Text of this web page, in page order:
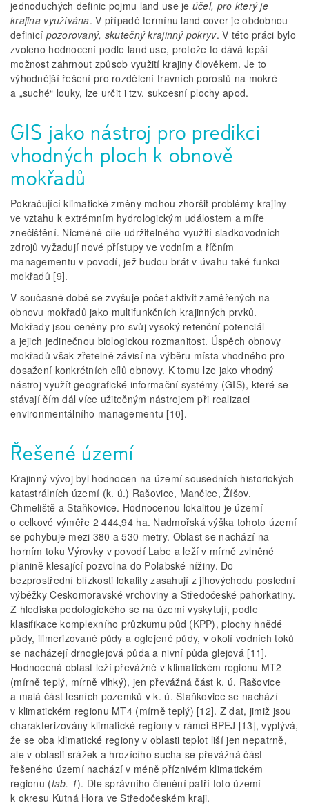
jednoduchých definic pojmu land use je účel, pro který je
krajina využívána. V případě termínu land cover je obdobnou
definicí pozorovaný, skutečný krajinný pokryv. V této práci bylo
zvoleno hodnocení podle land use, protože to dává lepší
možnost zahrnout způsob využití krajiny člověkem. Je to
výhodnější řešení pro rozdělení travních porostů na mokré
a „suché“ louky, lze určit i tzv. sukcesní plochy apod.
GIS jako nástroj pro predikci
vhodných ploch k obnově
mokřadů
Pokračující klimatické změny mohou zhoršit problémy krajiny
ve vztahu k extrémním hydrologickým událostem a míře
znečištění. Nicméně cíle udržitelného využití sladkovodních
zdrojů vyžadují nové přístupy ve vodním a říčním
managementu v povodí, jež budou brát v úvahu také funkci
mokřadů [9].
V současné době se zvyšuje počet aktivit zaměřených na
obnovu mokřadů jako multifunkčních krajinných prvků.
Mokřady jsou ceněny pro svůj vysoký retenční potenciál
a jejich jedinečnou biologickou rozmanitost. Úspěch obnovy
mokřadů však zřetelně závisí na výběru místa vhodného pro
dosažení konkrétních cílů obnovy. K tomu lze jako vhodný
nástroj využít geografické informační systémy (GIS), které se
stávají čím dál více užitečným nástrojem při realizaci
environmentálního managementu [10].
Řešené území
Krajinný vývoj byl hodnocen na území sousedních historických
katastrálních území (k. ú.) Rašovice, Mančice, Žíšov,
Chmeliště a Staňkovice. Hodnocenou lokalitou je území
o celkové výměře 2 444,94 ha. Nadmořská výška tohoto území
se pohybuje mezi 380 a 530 metry. Oblast se nachází na
horním toku Výrovky v povodí Labe a leží v mírně zvlněné
planině klesající pozvolna do Polabské nížiny. Do
bezprostřední blízkosti lokality zasahují z jihovýchodu poslední
výběžky Českomoravské vrchoviny a Středočeské pahorkatiny.
Z hlediska pedologického se na území vyskytují, podle
klasifikace komplexního průzkumu půd (KPP), plochy hnědé
půdy, ilimerizované půdy a oglejené půdy, v okolí vodních toků
se nacházejí drnoglejová půda a nivní půda glejová [11].
Hodnocená oblast leží převážně v klimatickém regionu MT2
(mírně teplý, mírně vlhký), jen převážná část k. ú. Rašovice
a malá část lesních pozemků v k. ú. Staňkovice se nachází
v klimatickém regionu MT4 (mírně teplý) [12]. Z dat, jimiž jsou
charakterizovány klimatické regiony v rámci BPEJ [13], vyplývá,
že se oba klimatické regiony v oblasti teplot liší jen nepatrně,
ale v oblasti srážek a hrozícího sucha se převážná část
řešeného území nachází v méně příznivém klimatickém
regionu (tab. 1). Dle správního členění patří toto území
k okresu Kutná Hora ve Středočeském kraji.